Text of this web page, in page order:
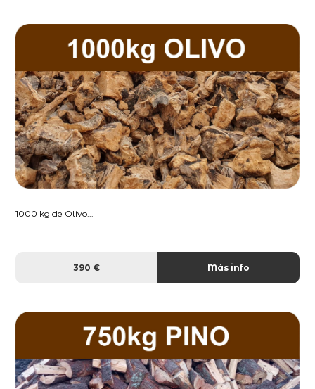
1000 kg de Olivo...
390 € Más info